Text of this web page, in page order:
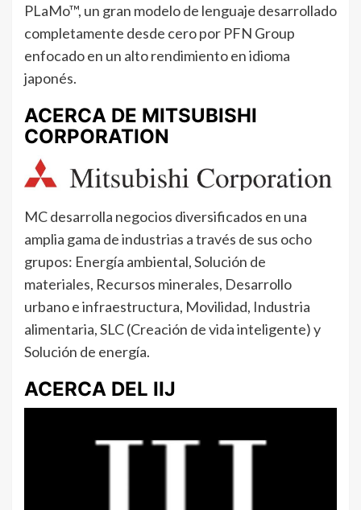
PLaMo™, un gran modelo de lenguaje desarrollado
completamente desde cero por PFN Group
enfocado en un alto rendimiento en idioma
japonés.
ACERCA DE MITSUBISHI
CORPORATION
MC desarrolla negocios diversificados en una
amplia gama de industrias a través de sus ocho
grupos: Energía ambiental, Solución de
materiales, Recursos minerales, Desarrollo
urbano e infraestructura, Movilidad, Industria
alimentaria, SLC (Creación de vida inteligente) y
Solución de energía.
ACERCA DEL IIJ